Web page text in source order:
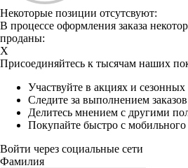
Некоторые позиции отсутсвуют:
В процессе оформления заказа
проданы:
X
Присоединяйтесь к тысячам наших
Участвуйте в акциях и
Следите за выполнением заказов
Делитесь мнением с другими
Покупайте быстро с мобильного
Войти через социальные сети
Фамилия